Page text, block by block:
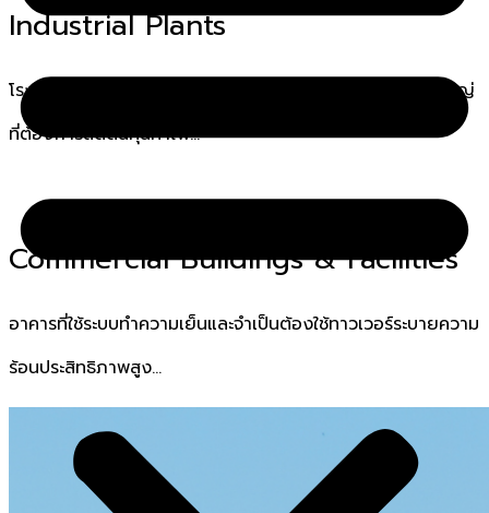
Industrial Plants
โรงงานอุตสาหกรรมทั่วไปที่ใช้ระบบ Cooling Tower ขนาดใหญ่
ที่ต้องการลดต้นทุนค่าไฟ…
Commercial Buildings & Facilities
อาคารที่ใช้ระบบทำความเย็นและจำเป็นต้องใช้ทาวเวอร์ระบายความ
ร้อนประสิทธิภาพสูง…